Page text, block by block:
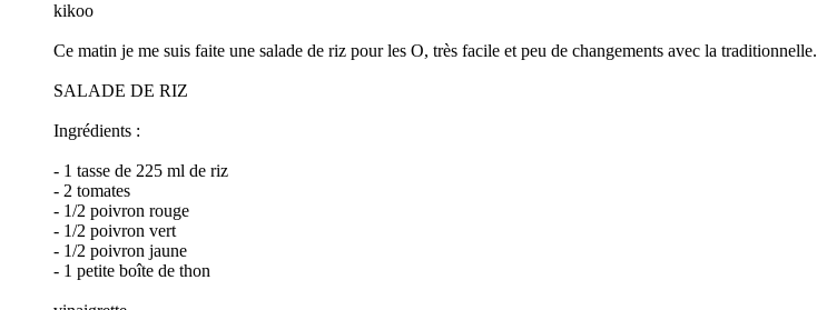
kikoo
Ce matin je me suis faite une salade de riz pour les O, très facile et peu de changements avec la traditionnelle.
SALADE DE RIZ
Ingrédients :
- 1 tasse de 225 ml de riz
- 2 tomates
- 1/2 poivron rouge
- 1/2 poivron vert
- 1/2 poivron jaune
- 1 petite boîte de thon